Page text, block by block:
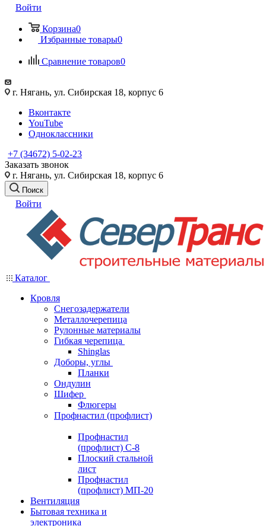
Войти
Корзина0
Избранные товары0
Сравнение товаров0
г. Нягань, ул. Сибирская 18, корпус 6
Вконтакте
YouTube
Одноклассники
+7 (34672) 5-02-23
Заказать звонок
г. Нягань, ул. Сибирская 18, корпус 6
Поиск
Войти
Каталог
Кровля
Снегозадержатели
Металлочерепица
Рулонные материалы
Гибкая черепица
Shinglas
Доборы, углы
Планки
Ондулин
Шифер
Флюгеры
Профнастил (профлист)
Профнастил
(профлист) С-8
Плоский стальной
лист
Профнастил
(профлист) МП-20
Вентиляция
Бытовая техника и
электроника